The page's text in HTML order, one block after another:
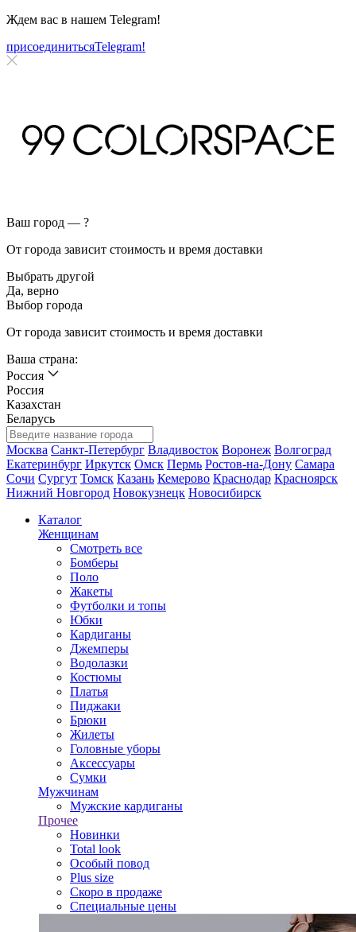
Ждем вас в нашем Telegram!
присоединитьсяTelegram!
Ваш город — ?
От города зависит стоимость и время доставки
Выбрать другой
Да, верно
Выбор города
От города зависит стоимость и время доставки
Ваша страна:
Россия
Россия
Казахстан
Беларусь
Москва Санкт-Петербург Владивосток Воронеж Волгоград
Екатеринбург Иркутск Омск Пермь Ростов-на-Дону Самара
Сочи Сургут Томск Казань Кемерово Краснодар Красноярск
Нижний Новгород Новокузнецк Новосибирск
Каталог
Женщинам
Смотреть все
Бомберы
Поло
Жакеты
Футболки и топы
Юбки
Кардиганы
Джемперы
Водолазки
Костюмы
Платья
Пиджаки
Брюки
Жилеты
Головные уборы
Аксессуары
Сумки
Мужчинам
Мужские кардиганы
Прочее
Новинки
Total look
Особый повод
Plus size
Скоро в продаже
Специальные цены